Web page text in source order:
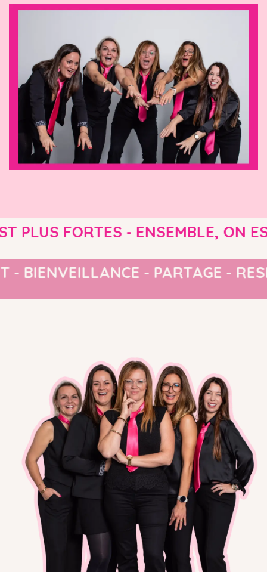
FORTES - ENSEMBLE, ON EST
- BIENVEILLANCE - PARTAGE